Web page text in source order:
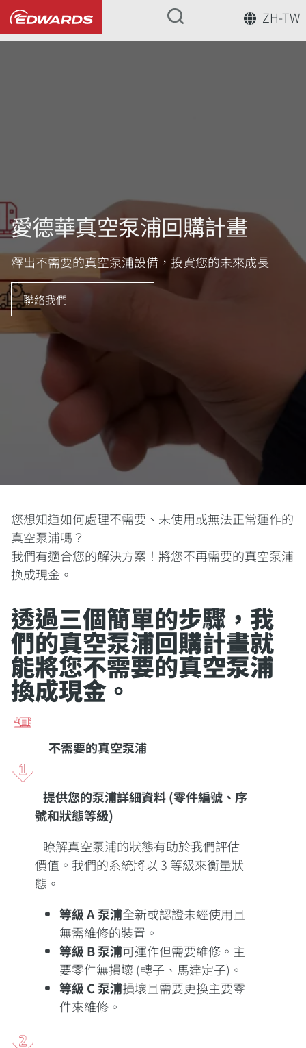
ZH-TW
...
愛德華真空泵浦回購計畫
釋出不需要的真空泵浦設備，投資您的未來成長
聯絡我們
您想知道如何處理不需要、未使用或無法正常運作的
真空泵浦嗎？
我們有適合您的解決方案！將您不再需要的真空泵浦
換成現金。
透過三個簡單的步驟，我
們的真空泵浦回購計畫就
能將您不需要的真空泵浦
換成現金。
不需要的真空泵浦
提供您的泵浦詳細資料 (零件編號、序
號和狀態等級)
瞭解真空泵浦的狀態有助於我們評估
價值。我們的系統將以 3 等級來衡量狀
態。
等級 A 泵浦全新或認證未經使用且
無需維修的裝置。
等級 B 泵浦可運作但需要維修。主
要零件無損壞 (轉子、馬達定子)。
等級 C 泵浦損壞且需要更換主要零
件來維修。